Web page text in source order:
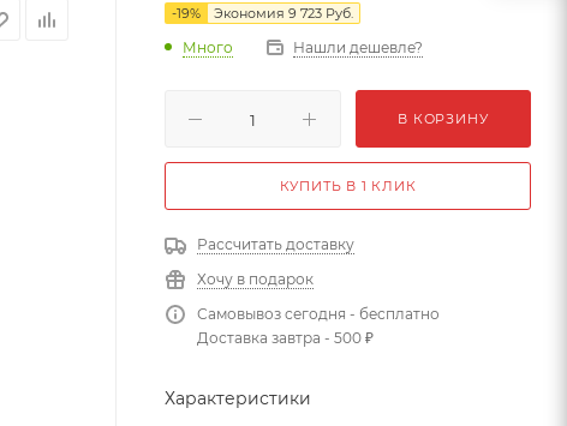
-19% Экономия 9 723 Руб.
Много Нашли дешевле?
В КОРЗИНУ
КУПИТЬ В 1 КЛИК
Рассчитать доставку
Хочу в подарок
Самовывоз сегодня - бесплатно
Доставка завтра - 500 ₽
Характеристики